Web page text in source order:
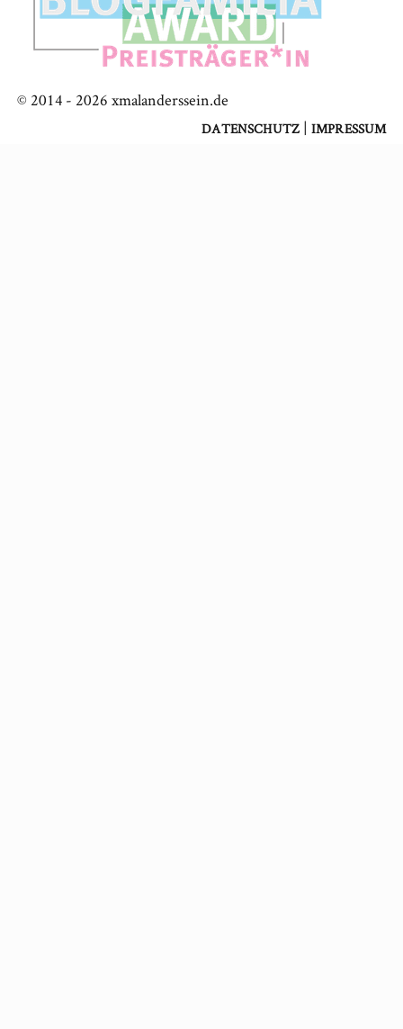
© 2014 - 2026 xmalanderssein.de
DATENSCHUTZ| IMPRESSUM